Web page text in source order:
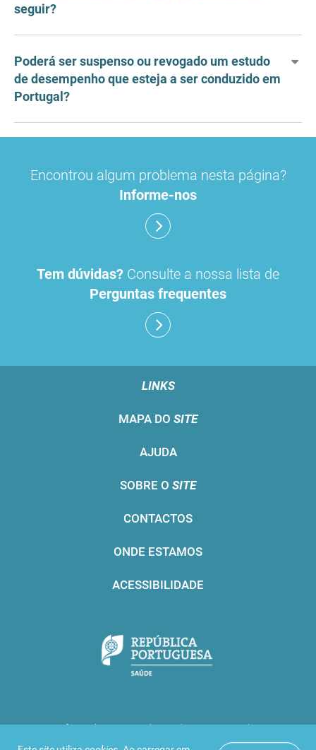
seguir?
Poderá ser suspenso ou revogado um estudo
de desempenho que esteja a ser conduzido em
Portugal?
Encontrou algum problema nesta página?
Informe-nos
Tem dúvidas? Consulte a nossa lista de
Perguntas frequentes
LINKS
MAPA DO SITE
AJUDA
SOBRE O SITE
CONTACTOS
ONDE ESTAMOS
ACESSIBILIDADE
Infarmed © 2016. Todos os direitos reservados